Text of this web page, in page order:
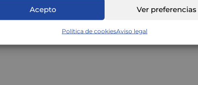
Acepto Ver preferencias
Política de cookiesAviso legal